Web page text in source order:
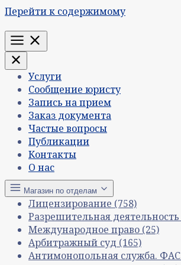
Перейти к содержимому
Меню
Услуги
Сообщение юристу
Запись на прием
Заказ документа
Частые вопросы
Публикации
Контакты
О нас
Магазин по отделам
Лицензирование (758)
Разрешительная деятельность
Международное право (25)
Арбитражный суд (165)
Антимонопольная служба. ФАС